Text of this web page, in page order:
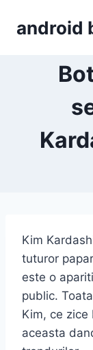
android
Kim
tuturor
este o
public.
Kim, ce zice
aceasta